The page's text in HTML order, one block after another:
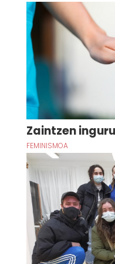
Zaintzen
FEMINISMOA